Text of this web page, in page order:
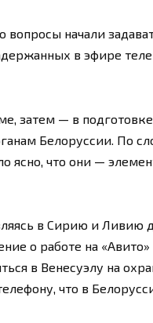
начали
в эфире
затем — в
Белоруссии. По
ясно, что они —
в Сирию и Ливию
о работе на
в Венесуэлу на
что в